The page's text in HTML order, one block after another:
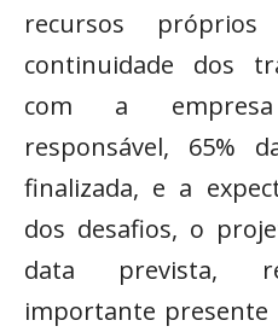
recursos
continuidade dos
com a
responsável, 65%
finalizada, e a
dos desafios, o
data prevista,
importante presente